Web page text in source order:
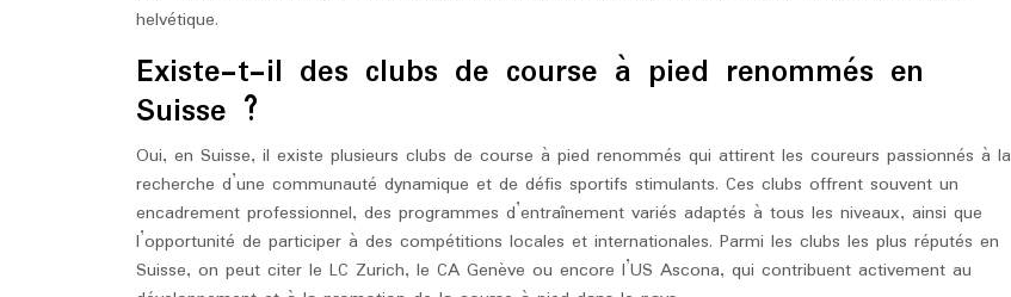
helvétique.
Existe-t-il des clubs de course à pied renommés en
Suisse ?
Oui, en Suisse, il existe plusieurs clubs de course à pied renommés qui attirent les coureurs passionnés à la
recherche d’une communauté dynamique et de défis sportifs stimulants. Ces clubs offrent souvent un
encadrement professionnel, des programmes d’entraînement variés adaptés à tous les niveaux, ainsi que
l’opportunité de participer à des compétitions locales et internationales. Parmi les clubs les plus réputés en
Suisse, on peut citer le LC Zurich, le CA Genève ou encore l’US Ascona, qui contribuent activement au